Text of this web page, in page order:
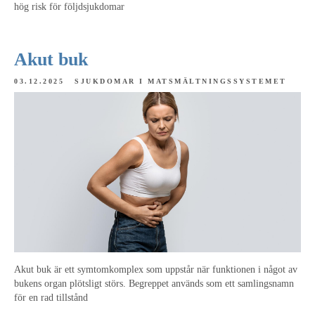
hög risk för följdsjukdomar
Akut buk
03.12.2025 SJUKDOMAR I MATSMÄLTNINGSSYSTEMET
Akut buk är ett symtomkomplex som uppstår när funktionen i något av
bukens organ plötsligt störs. Begreppet används som ett samlingsnamn
för en rad tillstånd